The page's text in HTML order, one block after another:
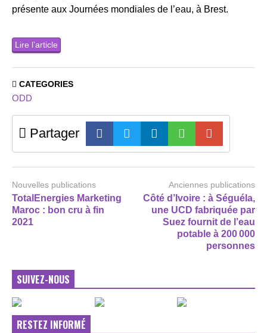
présente aux Journées mondiales de l’eau, à Brest.
Lire l’article
CATEGORIES
ODD
Partager
Nouvelles publications
TotalEnergies Marketing
Maroc : bon cru à fin
2021
Anciennes publications
Côté d’Ivoire : à Séguéla,
une UCD fabriquée par
Suez fournit de l’eau
potable à 200 000
personnes
SUIVEZ-NOUS
RESTEZ INFORMÉ